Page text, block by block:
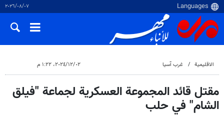
٠٧‏/٠٨‏/٢٠٢٦
الاقلیمیة غرب آسیا ٠٢‏/١٢‏/٢٠٢٤، ١:٢٢ م
مقتل قائد المجموعة العسكرية لجماعة "فيلق
الشام" في حلب